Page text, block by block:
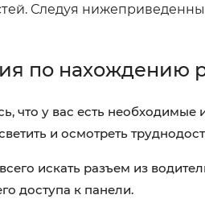
Следуя
по нахождению
что у вас есть
и осмотреть
искать разъем из
доступа к панели.